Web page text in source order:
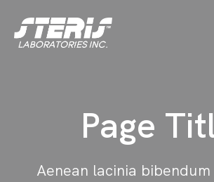
Page
Aenean lacinia